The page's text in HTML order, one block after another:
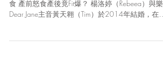
楊洛婷產後唔節食竟可極速修身？人奶密密餵拒節
食 產前怒食產後竟Fit爆？ 楊洛婷（Rebeea）與樂
年9月誕下女兒黃子霏（Tanya），如今女兒已經6